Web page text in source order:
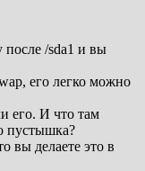
после /sda1 и вы
его легко можно
его. И что там
пустышка?
вы делаете это в